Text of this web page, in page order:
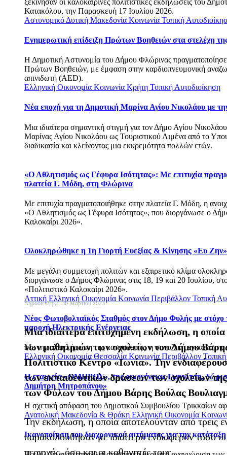
Κατακόλου, την Παρασκευή 17 Ιουλίου 2026.
Αστυνομικό Δυτική Μακεδονία Κοινωνία Τοπική
Ενημερωτική επίδειξη Πρώτων Βοηθειών στα στελέχη
Η Δημοτική Αστυνομία του Δήμου Φλώρινας
Πρώτων Βοηθειών, με έμφαση στην καρδιοπνευμονική
απινιδωτή (AED).
Ελληνική Οικονομία Κοινωνία Κρήτη Τοπική Αυτοδιοίκηση
Νέα εποχή για τη Δημοτική Μαρίνα Αγίου Νικολάου με
Μια ιδιαίτερα σημαντική στιγμή για τον Δήμο Αγίου
Μαρίνας Αγίου Νικολάου ως Τουριστικού Λιμένα από το
διαδικασία και κλείνοντας μια εκκρεμότητα πολλών ετών.
«Ο Αθλητισμός ως Γέφυρα Ισότητας»: Με επιτυχία
πλατεία Γ. Μόδη, στη Φλώρινα
Με επιτυχία πραγματοποιήθηκε στην πλατεία Γ. Μόδη, η
«Ο Αθλητισμός ως Γέφυρα Ισότητας», που διοργάνωσε ο
Καλοκαίρι 2026».
Ολοκληρώθηκε η 1η Γιορτή Ευεξίας & Κίνησης «Ευ
Με μεγάλη συμμετοχή πολιτών και εξαιρετικό κλίμα
διοργάνωσε ο Δήμος Φλώρινας στις 18, 19 και 20 Ιουλίου,
«Πολιτιστικό Καλοκαίρι 2026».
Αττική Ελληνική Οικονομία Κοινωνία Περιβάλλον Τοπική
Νέος Φωτοβολταϊκός Σταθμός στον Δήμο Φυλής με στόχο
παροχή Ηλεκτρικής Ενέργειας
Με την ολοκλήρωση της κατασκευής, η συνολική
Ελληνική Οικονομία Θεσσαλία Κοινωνία Περιβάλλον
Η εταιρεία «ΟΜΗΡΟΣ», της οικογένειας Γιαννίτση,
Δημήτρη Μητροπάνου»
Η σχετική απόφαση του Δημοτικού Συμβουλίου Τρικκαίων
Ανατολική Μακεδονία & Θράκη Ελληνική Οικονομία
Ικανοποίηση του διαχρονικού αιτήματος για την
Δημοσιεύτηκε: 30 Μαρτίου 2023
Μια ιδιαίτερα επιτυχημένη εκδήλωση, η
των μαθητριών των σχολείων του Δήμου
Πολιτιστικό Κέντρο «Ιωνία». Την
των εκπαιδευτικών δράσεων των σχολείων
των Φύλων του Δήμου Βάρης Βούλας
Την εκδήλωση, η οποία αποτελούνταν από τρεις
παρακολούθησαν με ιδιαίτερο ενδιαφέρον τόσο
περιοχής, όσο και οι καθηγητές τους.